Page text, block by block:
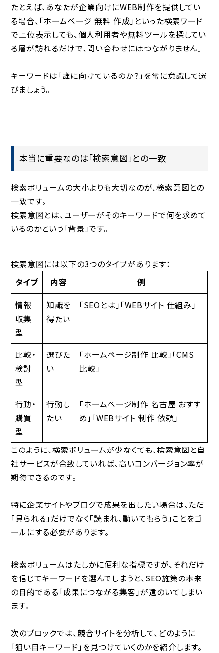
たとえば、あなたが企業向けにWEB制作を提供してい
る場合、「ホームページ 無料 作成」といった検索ワード
で上位表示しても、個人利用者や無料ツールを探してい
る層が訪れるだけで、問い合わせにはつながりません。
キーワードは「誰に向けているのか？」を常に意識して選
びましょう。
本当に重要なのは「検索意図」との一致
検索ボリュームの大小よりも大切なのが、検索意図との
一致です。
検索意図とは、ユーザーがそのキーワードで何を求めて
いるのかという「背景」です。
検索意図には以下の3つのタイプがあります：
タイプ
内容
例
情報
収集
型
知識を
得たい
「SEOとは」「WEBサイト 仕組み」
比較・
検討
型
選びた
い
「ホームページ制作 比較」「CMS
比較」
行動・
購買
型
行動し
たい
「ホームページ制作 名古屋 おすす
め」「WEBサイト 制作 依頼」
このように、検索ボリュームが少なくても、検索意図と自
社サービスが合致していれば、高いコンバージョン率が
期待できるのです。
特に企業サイトやブログで成果を出したい場合は、ただ
「見られる」だけでなく「読まれ、動いてもらう」ことをゴ
ールにする必要があります。
検索ボリュームはたしかに便利な指標ですが、それだけ
を信じてキーワードを選んでしまうと、SEO施策の本来
の目的である「成果につながる集客」が遠のいてしまい
ます。
次のブロックでは、競合サイトを分析して、どのように
「狙い目キーワード」を見つけていくのかを紹介します。